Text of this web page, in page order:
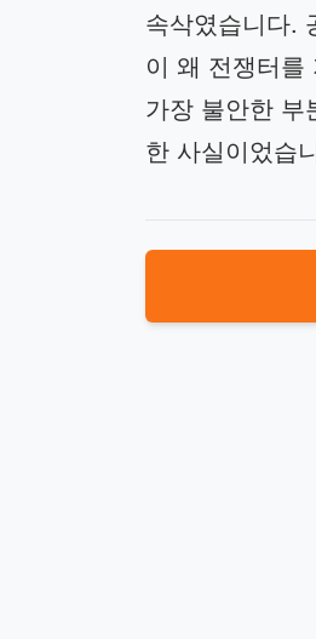
속삭였습니다.
이 왜 전쟁터
가장 불안한 부
한 사실이었습